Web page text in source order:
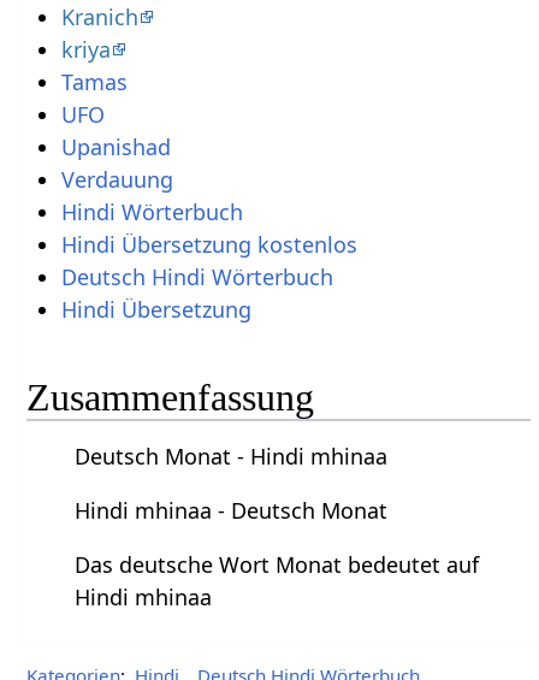
Kranich
kriya
Tamas
UFO
Upanishad
Verdauung
Hindi Wörterbuch
Hindi Übersetzung kostenlos
Deutsch Hindi Wörterbuch
Hindi Übersetzung
Zusammenfassung
Deutsch Monat - Hindi mhinaa
Hindi mhinaa - Deutsch Monat
Das deutsche Wort Monat bedeutet auf
Hindi mhinaa
Kategorien: Hindi Deutsch Hindi Wörterbuch